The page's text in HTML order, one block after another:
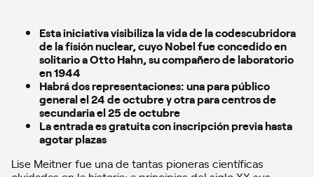
Esta iniciativa visibiliza la vida de la codescubridora
de la fisión nuclear, cuyo Nobel fue concedido en
solitario a Otto Hahn, su compañero de laboratorio
en 1944
Habrá dos representaciones: una para público
general el 24 de octubre y otra para centros de
secundaria el 25 de octubre
La entrada es gratuita con inscripción previa hasta
agotar plazas
Lise Meitner fue una de tantas pioneras científicas